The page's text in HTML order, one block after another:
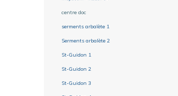
centre doc
serments arbalète 1
Serments arbalète 2
St-Guidon 1
St-Guidon 2
St-Guidon 3